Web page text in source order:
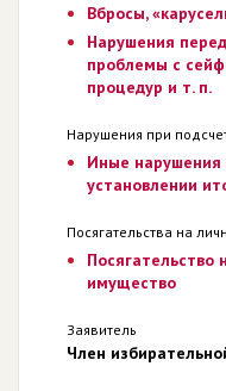
Вбросы,
Нарушения
проблемы с
процедур и т. п.
Нарушения при
Иные нарушения
установлении
Посягательства на
Посягательство
имущество
Заявитель
Член